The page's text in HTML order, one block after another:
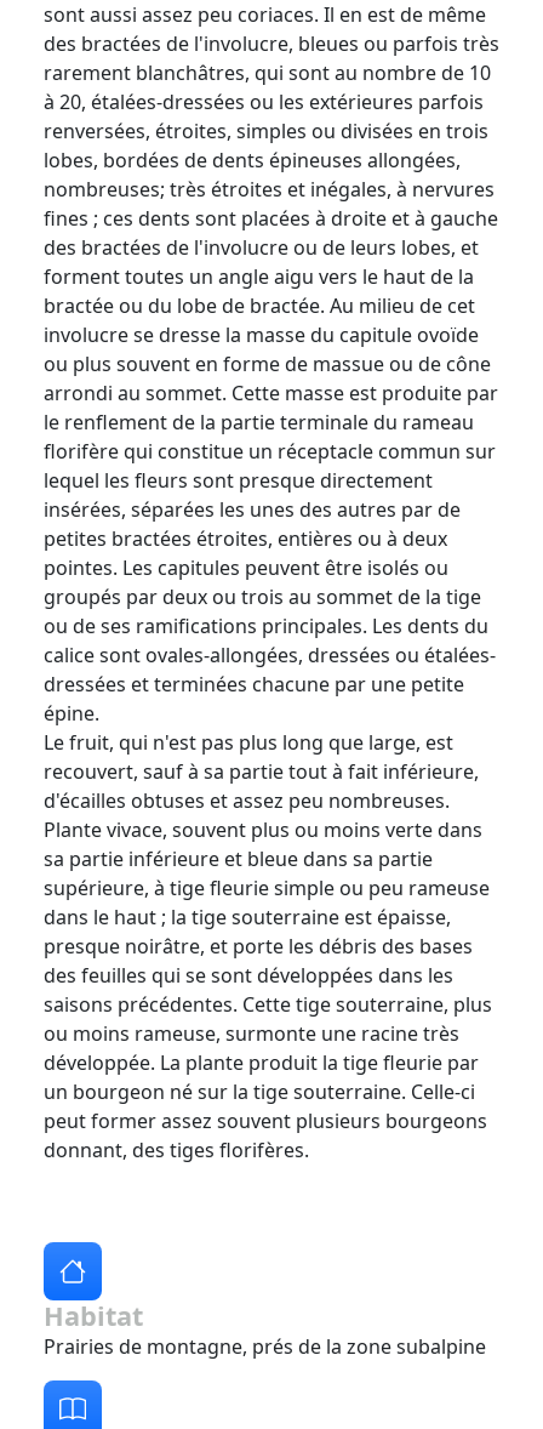
sont aussi assez peu coriaces. Il en est de même
des bractées de l'involucre, bleues ou parfois très
rarement blanchâtres, qui sont au nombre de 10
à 20, étalées-dressées ou les extérieures parfois
renversées, étroites, simples ou divisées en trois
lobes, bordées de dents épineuses allongées,
nombreuses; très étroites et inégales, à nervures
fines ; ces dents sont placées à droite et à gauche
des bractées de l'involucre ou de leurs lobes, et
forment toutes un angle aigu vers le haut de la
bractée ou du lobe de bractée. Au milieu de cet
involucre se dresse la masse du capitule ovoïde
ou plus souvent en forme de massue ou de cône
arrondi au sommet. Cette masse est produite par
le renflement de la partie terminale du rameau
florifère qui constitue un réceptacle commun sur
lequel les fleurs sont presque directement
insérées, séparées les unes des autres par de
petites bractées étroites, entières ou à deux
pointes. Les capitules peuvent être isolés ou
groupés par deux ou trois au sommet de la tige
ou de ses ramifications principales. Les dents du
calice sont ovales-allongées, dressées ou étalées-
dressées et terminées chacune par une petite
épine.
Le fruit, qui n'est pas plus long que large, est
recouvert, sauf à sa partie tout à fait inférieure,
d'écailles obtuses et assez peu nombreuses.
Plante vivace, souvent plus ou moins verte dans
sa partie inférieure et bleue dans sa partie
supérieure, à tige fleurie simple ou peu rameuse
dans le haut ; la tige souterraine est épaisse,
presque noirâtre, et porte les débris des bases
des feuilles qui se sont développées dans les
saisons précédentes. Cette tige souterraine, plus
ou moins rameuse, surmonte une racine très
développée. La plante produit la tige fleurie par
un bourgeon né sur la tige souterraine. Celle-ci
peut former assez souvent plusieurs bourgeons
donnant, des tiges florifères.
Habitat
Prairies de montagne, prés de la zone subalpine